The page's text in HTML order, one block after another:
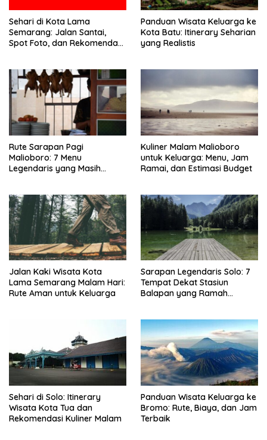
Sehari di Kota Lama
Semarang: Jalan Santai,
Spot Foto, dan Rekomendasi
Panduan Wisata Keluarga ke
Kota Batu: Itinerary Seharian
yang Realistis
Rute Sarapan Pagi
Malioboro: 7 Menu
Legendaris yang Masih
Kuliner Malam Malioboro
untuk Keluarga: Menu, Jam
Ramai, dan Estimasi Budget
Jalan Kaki Wisata Kota
Lama Semarang Malam Hari:
Rute Aman untuk Keluarga
Sarapan Legendaris Solo: 7
Tempat Dekat Stasiun
Balapan yang Ramah
Sehari di Solo: Itinerary
Wisata Kota Tua dan
Rekomendasi Kuliner Malam
Panduan Wisata Keluarga ke
Bromo: Rute, Biaya, dan Jam
Terbaik